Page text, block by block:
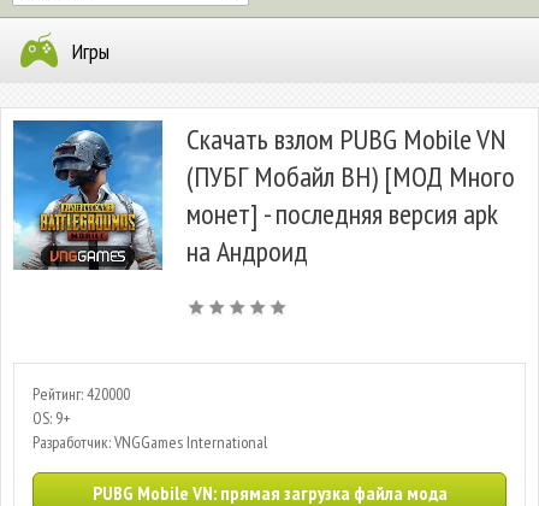
Игры
Скачать взлом PUBG Mobile VN
(ПУБГ Мобайл ВН) [МОД Много
монет] - последняя версия apk
на Андроид
Рейтинг: 420000
OS: 9+
Разработчик: VNGGames International
PUBG Mobile VN: прямая загрузка файла мода